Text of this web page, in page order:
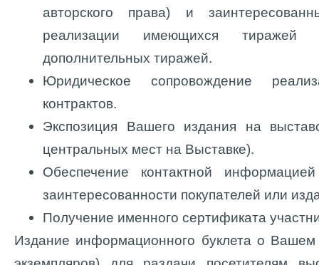
авторского права) и
реализации имеющихся
дополнительных тиражей.
Юридическое сопровождение
контрактов.
Экспозиция Вашего издания на
центральных мест на Выставке).
Обеспечение контактной
заинтересованности покупателей или
Получение именного сертификата
Издание информационного буклета о